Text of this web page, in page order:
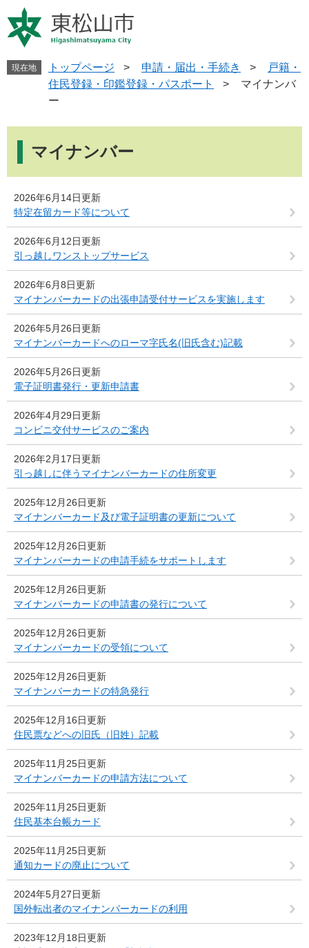
ー
ジ
ニ
ュ
現在地 トップページ > 申請・届出・手続き >
戸籍・
住民登録・印鑑登録・パスポート
>
マイナンバ
ー
マイナンバー
2026年6月14日更新
特定在留カード等について
2026年6月12日更新
引っ越しワンストップサービス
2026年6月8日更新
マイナンバーカードの出張申請受付サービスを実施します
2026年5月26日更新
マイナンバーカードへのローマ字氏名(旧氏含む)記載
2026年5月26日更新
電子証明書発行・更新申請書
2026年4月29日更新
コンビニ交付サービスのご案内
2026年2月17日更新
引っ越しに伴うマイナンバーカードの住所変更
2025年12月26日更新
マイナンバーカード及び電子証明書の更新について
2025年12月26日更新
マイナンバーカードの申請手続をサポートします
2025年12月26日更新
マイナンバーカードの申請書の発行について
2025年12月26日更新
マイナンバーカードの受領について
2025年12月26日更新
マイナンバーカードの特急発行
2025年12月16日更新
住民票などへの旧氏（旧姓）記載
2025年11月25日更新
マイナンバーカードの申請方法について
2025年11月25日更新
住民基本台帳カード
2025年11月25日更新
通知カードの廃止について
2024年5月27日更新
国外転出者のマイナンバーカードの利用
2023年12月18日更新